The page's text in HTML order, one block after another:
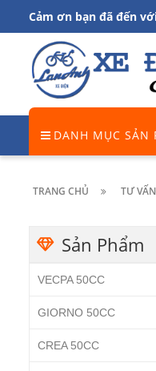
Cảm ơn bạn đã đến
DANH MỤC SẢN
TRANG CHỦ TƯ
Sản Phẩm
VECPA 50CC
GIORNO 50CC
CREA 50CC